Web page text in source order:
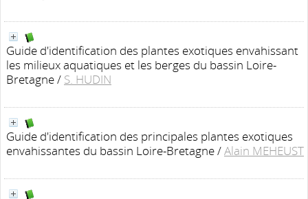
Guide d'identification des plantes exotiques envahissant
les milieux aquatiques et les berges du bassin Loire-
Bretagne/ S. HUDIN
Guide d'identification des principales plantes exotiques
envahissantes du bassin Loire-Bretagne/Alain MEHEUST